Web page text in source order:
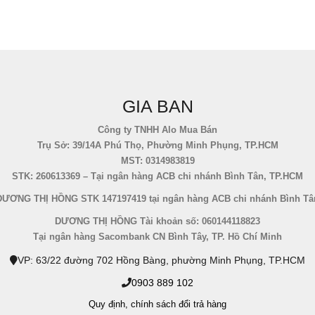
GIA BAN
Công ty TNHH Alo Mua Bán
Trụ Sở: 39/14A Phú Thọ, Phường Minh Phụng, TP.HCM
MST: 0314983819
STK: 260613369 – Tại ngân hàng ACB chi nhánh Bình Tân, TP.HCM
THỊ HỒNG STK 147197419 tại ngân hàng ACB chi nhánh Bình
DƯƠNG THỊ HỒNG Tài khoản số: 060144118823
Tại ngân hàng Sacombank CN Bình Tây, TP. Hồ Chí Minh
VP: 63/22 đường 702 Hồng Bàng, phường Minh Phụng, TP.HCM
0903 889 102
Quy định, chính sách đổi trả hàng